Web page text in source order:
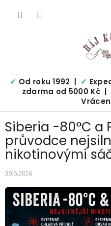
✓ Od roku 1992 | ✓
zdarma od 5000 Kč |
Siberia -80°C a
průvodce
nikotinovými
30.6.2026